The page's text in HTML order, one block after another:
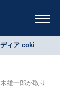
ィア coki
雄一郎が取り